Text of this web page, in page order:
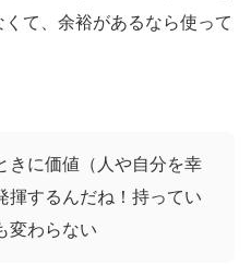
て、余裕があるなら使って
きに価値（人や自分を幸
揮するんだね！持ってい
変わらない